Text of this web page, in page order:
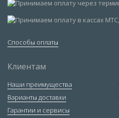
Способы оплаты
Клиентам
Наши преимущества
Варианты доставки
Гарантии и сервисы